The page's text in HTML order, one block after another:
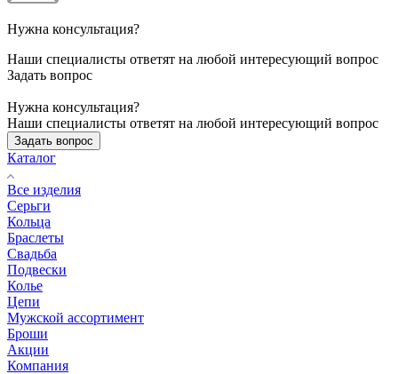
Нужна консультация?
Наши специалисты ответят на любой интересующий вопрос
Задать вопрос
Нужна консультация?
Наши специалисты ответят на любой интересующий вопрос
Задать вопрос
Каталог
Все изделия
Серьги
Кольца
Браслеты
Свадьба
Подвески
Колье
Цепи
Мужской ассортимент
Броши
Акции
Компания